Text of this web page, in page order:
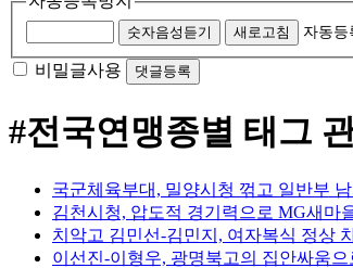
숫자음성듣기 새로고침 자동등
비밀글사용
#전국연맹종별 태그
국군체육부대, 밀양시청 꺾고 일반부
김천시청, 압도적 경기력으로 MG새마
치악고 김민선-김민지, 여자복식 정상
이선진-이형우, 광명북고의 집안싸움